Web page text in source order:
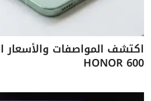
اكتشف المواصفات والأسعار
HONOR 600